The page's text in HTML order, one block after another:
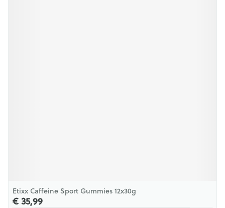
Etixx Caffeine Sport Gummies 12x30g
€ 35,99